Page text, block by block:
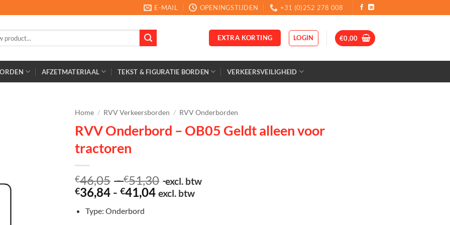
E-MAIL OPENINGSTIJDEN +31 (0)252 278 008
EXTRA KORTING LOGIN €0,00
AFZETMATERIAAL TEKST & FIGURATIE BORDEN VERKEERSVEILIGHEID
Home / RVV Verkeersborden / RVV Onderborden
RVV Onderbord – OB05 Geldt alleen voor
tractoren
€46,05 - €51,30 Prijsklasse:
€46,05
excl. btw
€36,84 - €41,04Prijsklasse:
excl. btw
Type: Onderbord